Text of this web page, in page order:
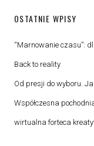
OSTATNIE WPISY
“Marnowanie czasu”:
Back to reality
Od presji do wyboru.
Współczesna
wirtualna forteca